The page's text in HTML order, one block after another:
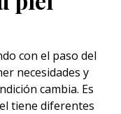
con el paso del
necesidades y
cambia. Es
tiene diferentes